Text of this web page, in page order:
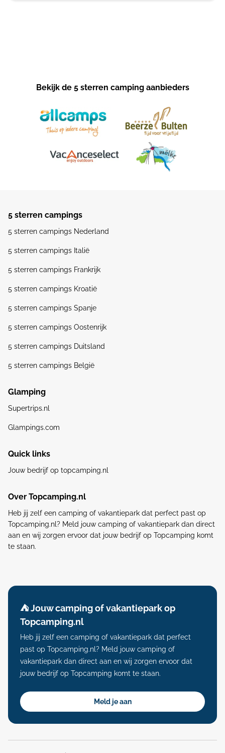
Bekijk de 5 sterren camping aanbieders
5 sterren campings
5 sterren campings Nederland
5 sterren campings Italië
5 sterren campings Frankrijk
5 sterren campings Kroatië
5 sterren campings Spanje
5 sterren campings Oostenrijk
5 sterren campings Duitsland
5 sterren campings België
Glamping
Supertrips.nl
Glampings.com
Quick links
Jouw bedrijf op topcamping.nl
Over Topcamping.nl
Heb jij zelf een camping of vakantiepark dat perfect past op
Topcamping.nl? Meld jouw camping of vakantiepark dan direct
aan en wij zorgen ervoor dat jouw bedrijf op Topcamping komt
te staan.
⛺️ Jouw camping of vakantiepark op
Topcamping.nl
Heb jij zelf een camping of vakantiepark dat perfect
past op Topcamping.nl? Meld jouw camping of
vakantiepark dan direct aan en wij zorgen ervoor dat
jouw bedrijf op Topcamping komt te staan.
Meld je aan